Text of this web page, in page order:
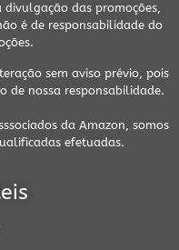
divulgação das promoções,
é de responsabilidade do
sem aviso prévio, pois
de nossa responsabilidade.
da Amazon, somos
efetuadas.